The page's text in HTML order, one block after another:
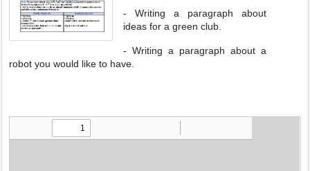
- Writing a paragraph about
ideas for a green club.
- Writing a paragraph about a
robot you would like to have.